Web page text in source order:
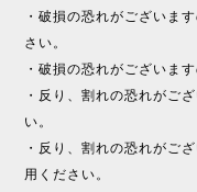
・破損の恐れがございま
さい。
・破損の恐れがございま
・反り、割れの恐れがご
い。
・反り、割れの恐れがご
用ください。